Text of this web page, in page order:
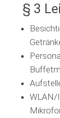
§ 3
WLAN/